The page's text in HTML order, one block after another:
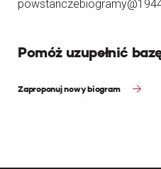
Pomóż uzupełnić
Zaproponuj nowy biogram